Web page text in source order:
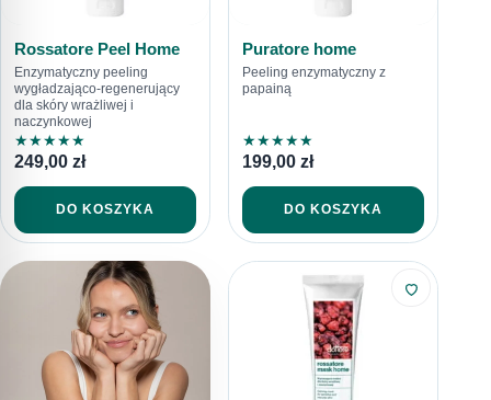
Rossatore Peel Home
Enzymatyczny peeling
wygładzająco-regenerujący
dla skóry wrażliwej i
naczynkowej
★★★★★
249,00 zł
DO KOSZYKA
Puratore home
Peeling enzymatyczny z
papainą
★★★★★
199,00 zł
DO KOSZYKA